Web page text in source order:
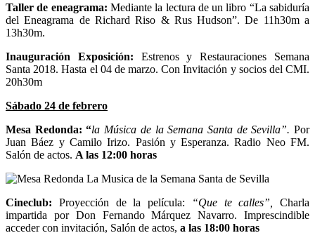
Taller de eneagrama: Mediante la lectura de un libro “La sabiduría
del Eneagrama de Richard Riso & Rus Hudson”. De 11h30m a
13h30m.
Inauguración Exposición: Estrenos y Restauraciones Semana
Santa 2018. Hasta el 04 de marzo. Con Invitación y socios del CMI.
20h30m
Sábado 24 de febrero
Mesa Redonda: “la Música de la Semana Santa de Sevilla”.Por
Juan Báez y Camilo Irizo. Pasión y Esperanza. Radio Neo FM.
Salón de actos. A las 12:00 horas
Cineclub: Proyección de la película: “Que te calles”,
Charla
impartida por Don Fernando Márquez Navarro. Imprescindible
acceder con invitación, Salón de actos, a las 18:00 horas